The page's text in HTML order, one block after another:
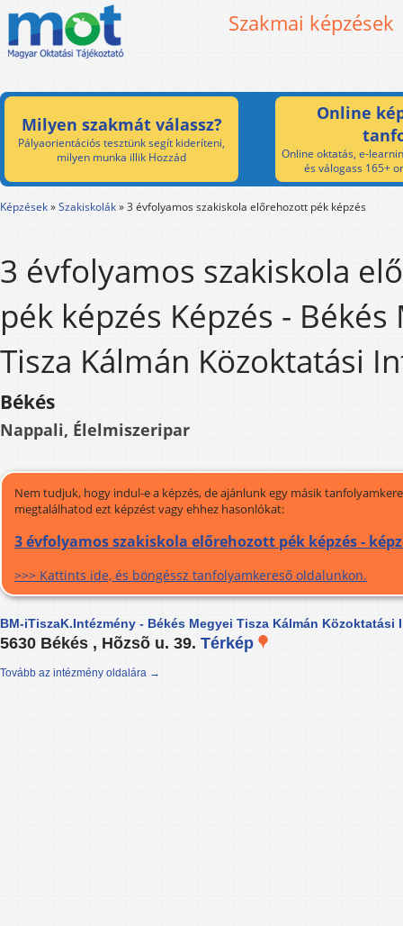
Szakmai képzések
Milyen szakmát válassz?
Pályaorientációs tesztünk segít kideríteni,
milyen munka illik Hozzád
Online
Online oktatás, e-
és válogass 165+
Képzések»Szakiskolák»3 évfolyamos szakiskola előrehozott pék képzés
3 évfolyamos szakiskola
pék képzés Képzés - Békés
Tisza Kálmán Közoktatási
Békés
Nappali, Élelmiszeripar
Nem tudjuk, hogy indul-e a képzés, de ajánlunk egy másik
megtalálhatod ezt képzést vagy ehhez hasonlókat:
3 évfolyamos szakiskola előrehozott pék képzés -
>>> Kattints ide, és böngéssz tanfolyamkereső oldalunkon.
BM-iTiszaK.Intézmény - Békés Megyei Tisza Kálmán Közoktatási
5630 Békés , Hõzsõ u. 39. Térkép
Tovább az intézmény oldalára →